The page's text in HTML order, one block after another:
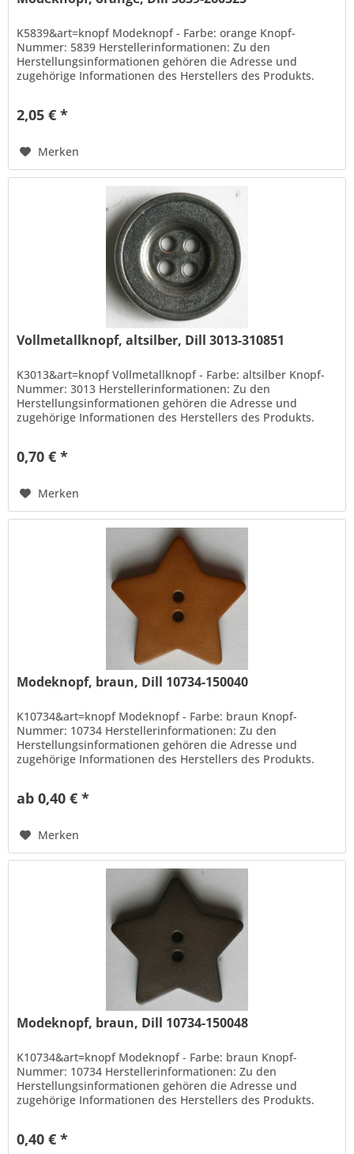
K5839&art=knopf Modeknopf - Farbe: orange Knopf-
Nummer: 5839 Herstellerinformationen: Zu den
Herstellungsinformationen gehören die Adresse und
zugehörige Informationen des Herstellers des Produkts.
2,05 € *
Merken
Vollmetallknopf, altsilber, Dill 3013-310851
K3013&art=knopf Vollmetallknopf - Farbe: altsilber Knopf-
Nummer: 3013 Herstellerinformationen: Zu den
Herstellungsinformationen gehören die Adresse und
zugehörige Informationen des Herstellers des Produkts.
0,70 € *
Merken
Modeknopf, braun, Dill 10734-150040
K10734&art=knopf Modeknopf - Farbe: braun Knopf-
Nummer: 10734 Herstellerinformationen: Zu den
Herstellungsinformationen gehören die Adresse und
zugehörige Informationen des Herstellers des Produkts.
ab 0,40 € *
Merken
Modeknopf, braun, Dill 10734-150048
K10734&art=knopf Modeknopf - Farbe: braun Knopf-
Nummer: 10734 Herstellerinformationen: Zu den
Herstellungsinformationen gehören die Adresse und
zugehörige Informationen des Herstellers des Produkts.
0,40 € *